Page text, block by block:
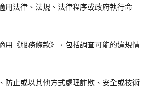
用法律、法規、法律程序或政府執行命
用《服務條款》，包括調查可能的違規情
防止或以其他方式處理詐欺、安全或技術